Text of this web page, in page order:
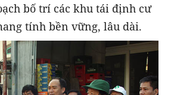
bố trí các khu tái định cư
tính bền vững, lâu dài.